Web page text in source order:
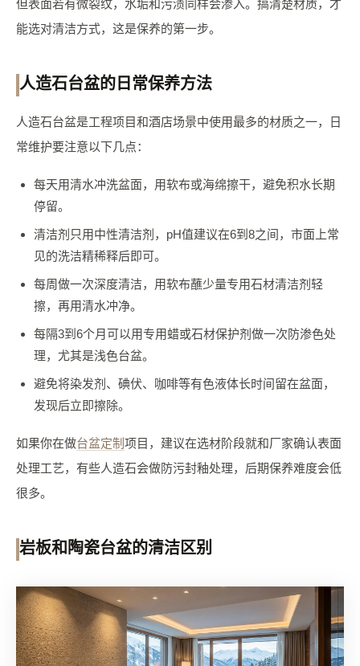
但表面若有微裂纹，水垢和污渍同样会渗入。搞清楚材质，才
能选对清洁方式，这是保养的第一步。
人造石台盆的日常保养方法
人造石台盆是工程项目和酒店场景中使用最多的材质之一，日
常维护要注意以下几点：
每天用清水冲洗盆面，用软布或海绵擦干，避免积水长期
停留。
清洁剂只用中性清洁剂，pH值建议在6到8之间，市面上常
见的洗洁精稀释后即可。
每周做一次深度清洁，用软布蘸少量专用石材清洁剂轻
擦，再用清水冲净。
每隔3到6个月可以用专用蜡或石材保护剂做一次防渗色处
理，尤其是浅色台盆。
避免将染发剂、碘伏、咖啡等有色液体长时间留在盆面，
发现后立即擦除。
如果你在做台盆定制项目，建议在选材阶段就和厂家确认表面
处理工艺，有些人造石会做防污封釉处理，后期保养难度会低
很多。
岩板和陶瓷台盆的清洁区别